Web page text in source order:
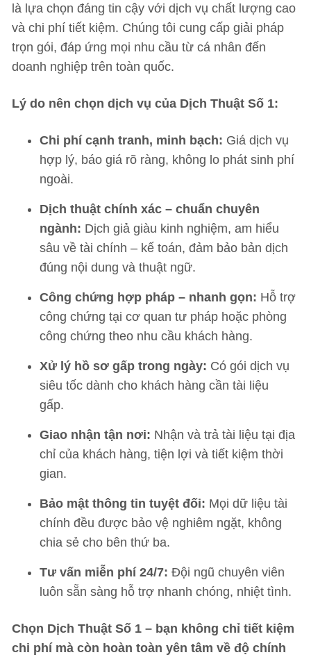
là lựa chọn đáng tin cậy với dịch vụ chất lượng cao
và chi phí tiết kiệm. Chúng tôi cung cấp giải pháp
trọn gói, đáp ứng mọi nhu cầu từ cá nhân đến
doanh nghiệp trên toàn quốc.
Lý do nên chọn dịch vụ của Dịch Thuật Số 1:
Chi phí cạnh tranh, minh bạch: Giá dịch vụ
hợp lý, báo giá rõ ràng, không lo phát sinh phí
ngoài.
Dịch thuật chính xác – chuẩn chuyên
ngành: Dịch giả giàu kinh nghiệm, am hiểu
sâu về tài chính – kế toán, đảm bảo bản dịch
đúng nội dung và thuật ngữ.
Công chứng hợp pháp – nhanh gọn: Hỗ trợ
công chứng tại cơ quan tư pháp hoặc phòng
công chứng theo nhu cầu khách hàng.
Xử lý hồ sơ gấp trong ngày: Có gói dịch vụ
siêu tốc dành cho khách hàng cần tài liệu
gấp.
Giao nhận tận nơi: Nhận và trả tài liệu tại địa
chỉ của khách hàng, tiện lợi và tiết kiệm thời
gian.
Bảo mật thông tin tuyệt đối: Mọi dữ liệu tài
chính đều được bảo vệ nghiêm ngặt, không
chia sẻ cho bên thứ ba.
Tư vấn miễn phí 24/7: Đội ngũ chuyên viên
luôn sẵn sàng hỗ trợ nhanh chóng, nhiệt tình.
Chọn Dịch Thuật Số 1 – bạn không chỉ tiết kiệm
chi phí mà còn hoàn toàn yên tâm về độ chính